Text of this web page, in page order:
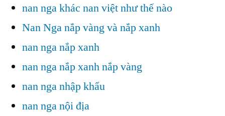
nan nga khác nan việt như thế nào
Nan Nga nắp vàng và nắp xanh
nan nga nắp xanh
nan nga nắp xanh nắp vàng
nan nga nhập khẩu
nan nga nội địa